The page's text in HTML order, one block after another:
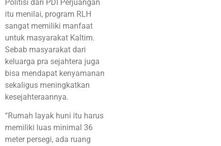
Politisi dari PDI Perjuangan
itu menilai, program RLH
sangat memiliki manfaat
untuk masyarakat Kaltim.
Sebab masyarakat dari
keluarga pra sejahtera juga
bisa mendapat kenyamanan
sekaligus meningkatkan
kesejahteraannya.
“Rumah layak huni itu harus
memiliki luas minimal 36
meter persegi, ada ruang